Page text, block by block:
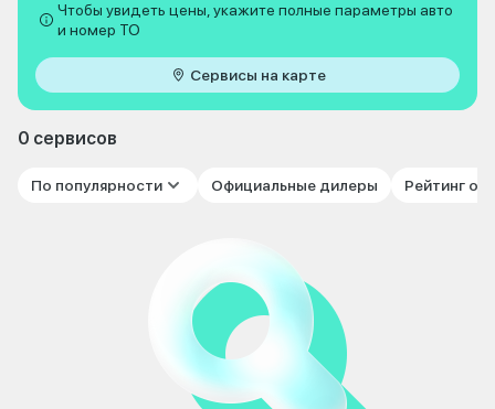
Чтобы увидеть цены, укажите полные параметры авто
и номер ТО
Сервисы на карте
0 сервисов
По популярности Официальные дилеры Рейтинг